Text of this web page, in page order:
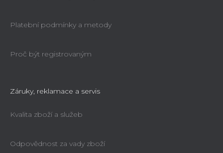
Platební podmínky a metody
Proč být registrovaným
Záruky, reklamace a servis
Kvalita zboží a služeb
Odpovědnost za vady zboží